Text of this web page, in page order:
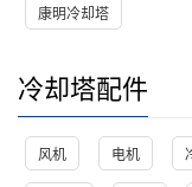
康明冷却塔
冷却塔配件
风机 电机